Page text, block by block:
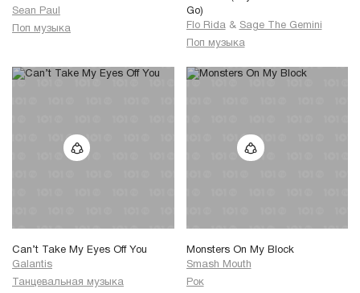
Sean Paul
Поп музыка
Go)
Flo Rida & Sage The Gemini
Поп музыка
Can’t Take My Eyes Off You
Galantis
Танцевальная музыка
Monsters On My Block
Smash Mouth
Рок